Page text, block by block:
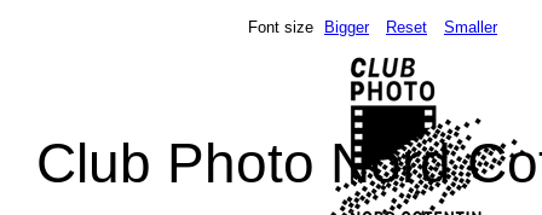
Club Photo Nord
Font size Bigger Reset Smaller